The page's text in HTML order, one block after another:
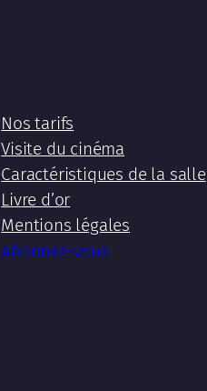
Nos tarifs
Visite du cinéma
Caractéristiques de la salle
Livre d’or
Mentions légales
Abonnez-vous